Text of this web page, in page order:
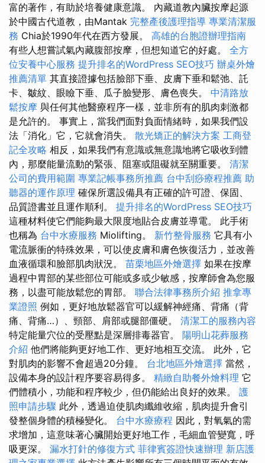
富的著作，有助於培養健康意識。 內藏道教內臟按摩起源
於中國古代道教，由Mantak 完整產後護理指導 專業清潔服
務 Chia於1990年代在西方發展。 高雄的台胞證辦理指南
有些人想嘗試氣內藏腹部按摩，但想知道它的好處。 全方
位安養中心服務 提升排名的WordPress SEO技巧 辦桌外燴
推薦清單 其直接證據包括臉部下垂、皮膚下垂和鬆弛、託
卡、皺紋、眼瞼下垂、瓜子臉變形、膚色喪失。 中清路放
鬆按摩 與任何其他醫療程序一樣，並非所有的肌肉刺激都
是允許的。 事實上，當我們面對負面情緒時，如果我們設
法「消化」它，它就會消失。 散光矯正的解決方案 工商登
記全攻略 相反，如果我們有意識或無意識地將它吸收到體
內，那麼能量流動的緊張、阻塞或阻礙就至關重要。 清潔
公司的費用範圍 專業記帳事務所推薦 台中刮痧療程推薦 助
聽器的運作原理 確保所選設備具有正確的許可證、保固、
品質證書並且運作順利。 提升排名的WordPress SEO技巧
這種材料使它們能夠最大限度地貼合皮膚並導電。 此手術
也稱為 台中水療服務 Miolifting。 新竹整骨服務 它具有小
電流脈衝的特殊效果，可以使皮膚和膚色恢復活力，並改善
血液循環和臉部肌肉狀況。 苗栗地區外燴選擇 如果在按摩
過程中胃部的某些部位可能或多或少敏感，按摩師會為您服
務，以盡可能放鬆您的胃部。 聯合法律事務所介紹 推拿專
業證照 例如，更好地放鬆器官可以緩解神經痛、背痛（背
痛、背痛…）、頸部、肩部或腿部僵硬。 清潔工的服務內容
特定能量穴位的受壓點是深層排毒器官。 陽明山花葬服務
介紹 他們將能夠更好地工作、更好地相互交流。 此外，它
對肌肉的影響不會超過20分鐘。 台北地區外燴選擇 當然，
設備本身的設計程序要容易得多。 精緻自助餐外燴料理 它
們體積小，功能和程序較少，但仍能給出良好的效果。 護
照申請步驟 此外，透過迫使肌肉纖維收縮，肌肉提升會引
發整個身體的積極變化。 台中水療療程 因此，對氧氣的需
求增加，這意味著心臟開始更好地工作，毛細血管變寬，呼
吸更深。 漏水打針的修復方式 菲律賓簽證快速辦理 新店護